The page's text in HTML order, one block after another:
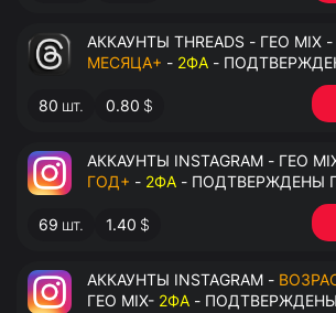
АККАУНТЫ THREADS - ГЕО MIX -
МЕСЯЦА+ - 2ФА -
80 шт. 0.80 $
АККАУНТЫ INSTAGRAM - ГЕО
ГОД+ - 2ФА - ПОДТВЕРЖДЕНЫ
69 шт. 1.40 $
АККАУНТЫ INSTAGRAM -
ГЕО MIX- 2ФА -